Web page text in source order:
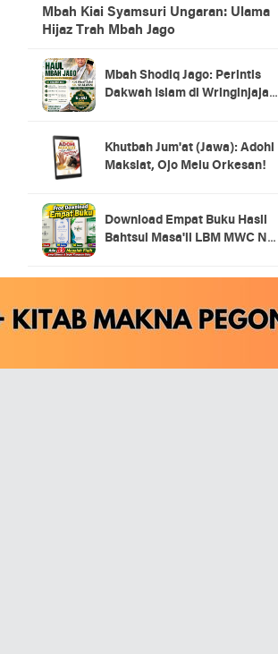
Mbah Kiai Syamsuri Ungaran: Ulama
Hijaz Trah Mbah Jago
Mbah Shodiq Jago: Perintis
Dakwah Islam di Wringinjajar,
Khutbah Jum'at (Jawa): Adohi
Maksiat, Ojo Melu Orkesan!
Download Empat Buku Hasil
Bahtsul Masa'il LBM MWC NU